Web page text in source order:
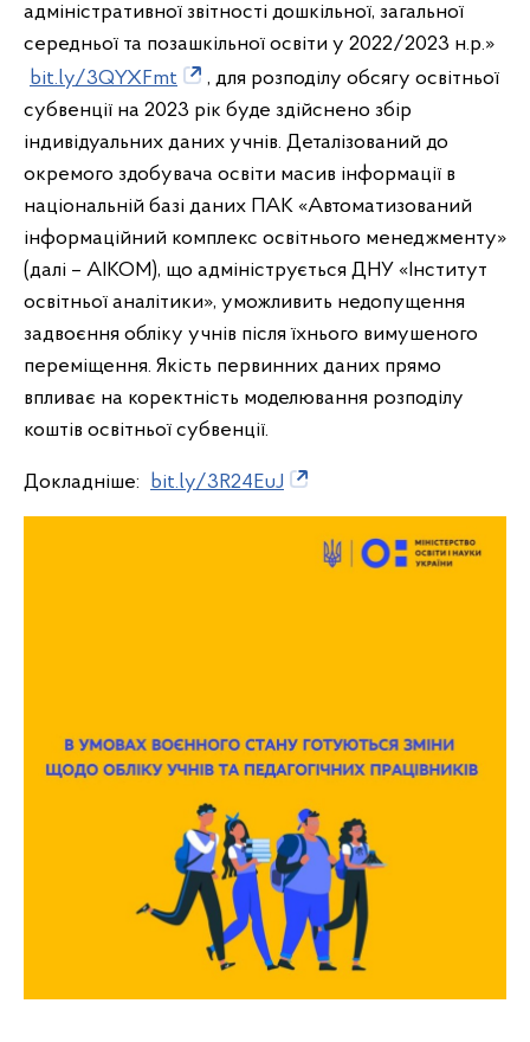
адміністративної звітності дошкільної, загальної
середньої та позашкільної освіти у 2022/2023 н.р.»
bit.ly/3QYXFmt
, для розподілу обсягу освітньої
субвенції на 2023 рік буде здійснено збір
індивідуальних даних учнів. Деталізований до
окремого здобувача освіти масив інформації в
національній базі даних ПАК «Автоматизований
інформаційний комплекс освітнього менеджменту»
(далі – АІКОМ), що адмініструється ДНУ «Інститут
освітньої аналітики», уможливить недопущення
задвоєння обліку учнів після їхнього вимушеного
переміщення. Якість первинних даних прямо
впливає на коректність моделювання розподілу
коштів освітньої субвенції.
Докладніше: bit.ly/3R24EuJ